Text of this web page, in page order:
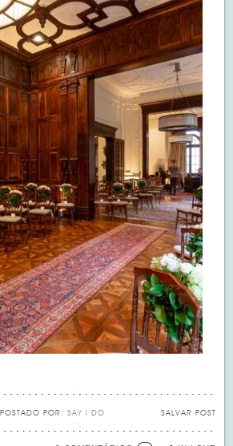
SALVAR POST
POSTADO POR: SAY I DO